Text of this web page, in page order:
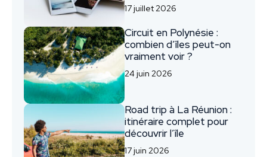
17 juillet 2026
Circuit en Polynésie :
combien d’îles peut-on
vraiment voir ?
24 juin 2026
Road trip à La Réunion :
itinéraire complet pour
découvrir l’île
17 juin 2026